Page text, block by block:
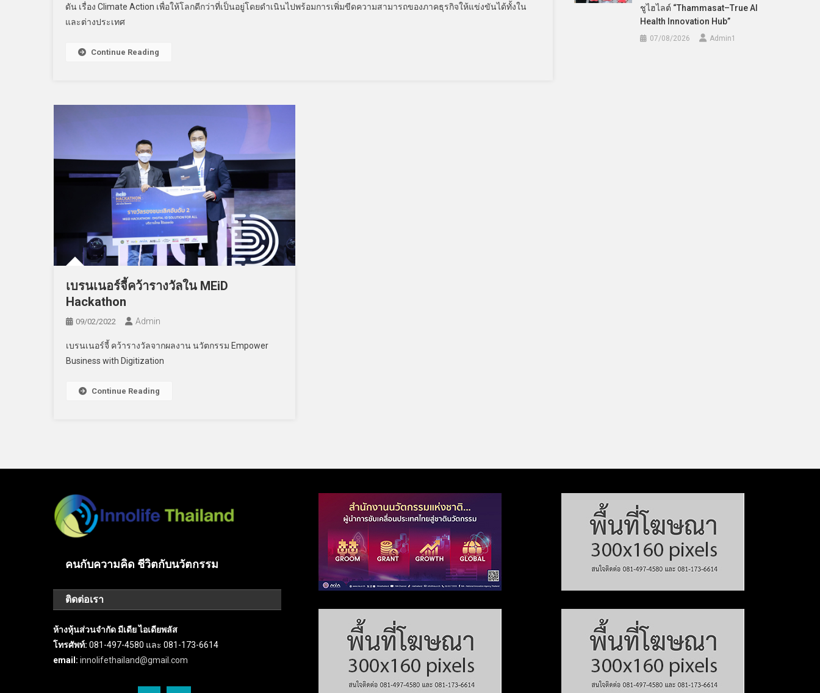
ดัน เรื่อง Climate Action เพื่อให้โลกดีกว่าที่เป็นอยู่โดยดำเนินไปพร้อมการเพิ่มขีดความสามารถของภาคธุรกิจให้แข่งขันได้ทั้งใน
และต่างประเทศ
Continue Reading
เบรนเนอร์จี้คว้ารางวัลใน MEiD
Hackathon
09/02/2022 Admin
เบรนเนอร์จี้ คว้ารางวัลจากผลงาน นวัตกรรม Empower
Business with Digitization
Continue Reading
ชูไฮไลต์ “Thammasat–True AI
Health Innovation Hub”
07/08/2026 Admin​1
คนกับความคิด ชีวิตกับนวัตกรรม
ติดต่อเรา
ห้างหุ้นส่วนจำกัด มีเดีย ไอเดียพลัส
โทรศัพท์: 081-497-4580 และ 081-173-6614
email: innolifethailand@gmail.com